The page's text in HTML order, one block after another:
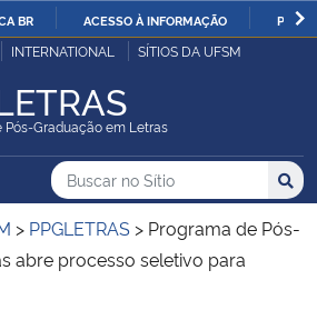
IR
O
BR ACESSO À INFORMAÇÃO
Pública
INTERNATIONAL SÍTIOS DA UFSM
Pós-Graduação em Letras
do Sítio
Busca
Buscar no no Sítio
Busca:
> PPGLETRAS > Programa de Pós-
abre processo seletivo para